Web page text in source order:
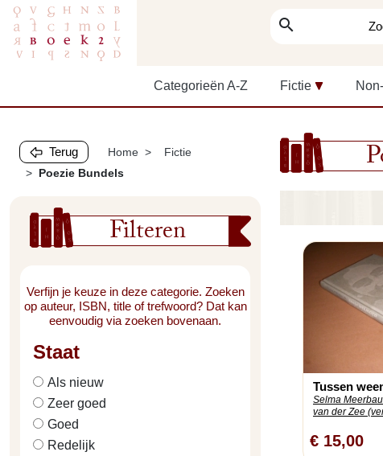
search
Categorieën A-Z Fictie
Terug Home
Fictie
Poezie Bundels
Filteren
Verfijn je keuze in deze categorie. Zoeken
op auteur, ISBN, title of trefwoord? Dat kan
eenvoudig via zoeken bovenaan.
Staat
Als nieuw
Zeer goed
Goed
Redelijk
Tussen
Selma
van der Zee
€ 15,00